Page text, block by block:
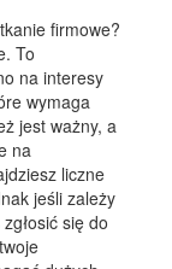
firmowe?
To
na interesy
wymaga
jest ważny, a
na
liczne
jeśli zależy
się do